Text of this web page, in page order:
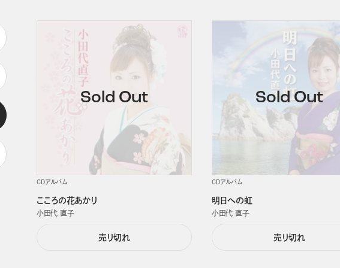
CDアルバム
こころの花あかり
小田代 直子
売り切れ
CDアルバム
明日への虹
小田代 直子
売り切れ